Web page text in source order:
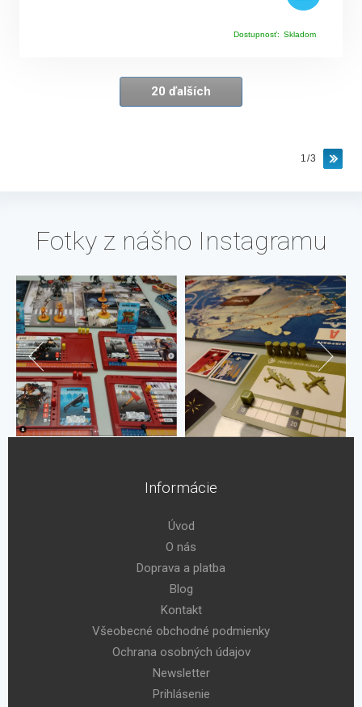
Dostupnosť: Skladom
20 ďalších
1/3
Fotky z nášho Instagramu
Informácie
Úvod
O nás
Doprava a platba
Blog
Kontakt
Všeobecné obchodné podmienky
Ochrana osobných údajov
Newsletter
Prihlásenie